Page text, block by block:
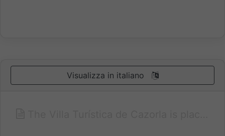
Visualizza in italiano